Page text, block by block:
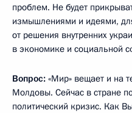
проблем. Не будет
измышлениями и идеями,
от решения внутренних
в экономике и социальной
Вопрос: «Мир» вещает и на
Молдовы. Сейчас в стране
политический кризис. Как